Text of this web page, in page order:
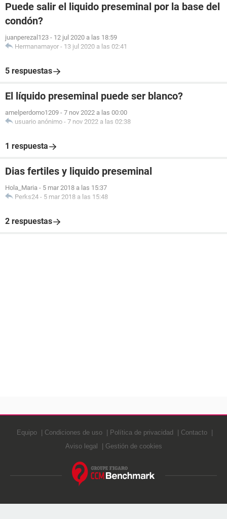
Puede salir el liquido preseminal por la base del
condón?
juanperezal123 - 12 jul 2020 a las 18:59
Hermanamayor - 13 jul 2020 a las 02:41
5 respuestas
El líquido preseminal puede ser blanco?
amelperdomo1209 - 7 nov 2022 a las 00:00
usuario anónimo - 7 nov 2022 a las 02:38
1 respuesta
Dias fertiles y liquido preseminal
Hola_Maria - 5 mar 2018 a las 15:37
Perks24 - 5 mar 2018 a las 15:48
2 respuestas
Equipo Condiciones de uso Política de privacidad
Contacto
Aviso legal
Gestión de cookies